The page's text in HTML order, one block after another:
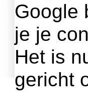
Google
je je
Het is
gericht